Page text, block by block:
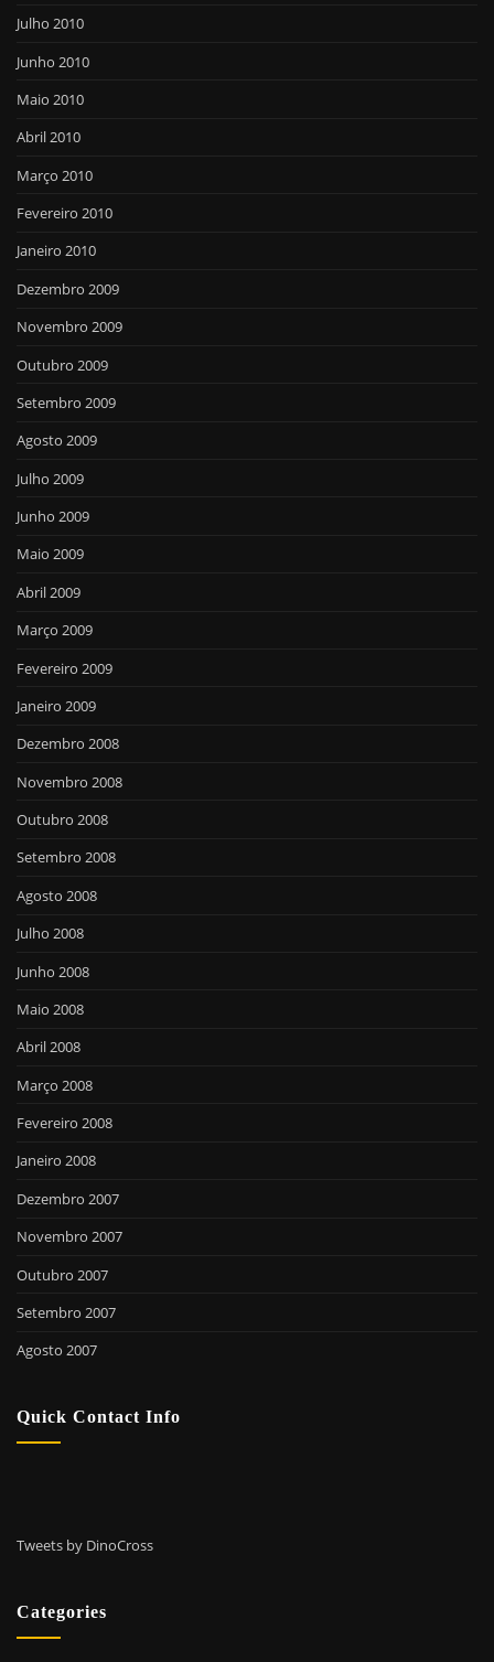
Julho 2010
Junho 2010
Maio 2010
Abril 2010
Março 2010
Fevereiro 2010
Janeiro 2010
Dezembro 2009
Novembro 2009
Outubro 2009
Setembro 2009
Agosto 2009
Julho 2009
Junho 2009
Maio 2009
Abril 2009
Março 2009
Fevereiro 2009
Janeiro 2009
Dezembro 2008
Novembro 2008
Outubro 2008
Setembro 2008
Agosto 2008
Julho 2008
Junho 2008
Maio 2008
Abril 2008
Março 2008
Fevereiro 2008
Janeiro 2008
Dezembro 2007
Novembro 2007
Outubro 2007
Setembro 2007
Agosto 2007
Quick Contact Info
Tweets by DinoCross
Categories